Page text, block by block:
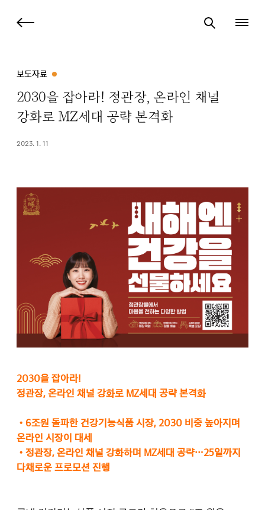
보도자료
2030을 잡아라! 정관장, 온라인 채널
강화로 MZ세대 공략 본격화
2023. 1. 11
2030을 잡아라!
정관장, 온라인 채널 강화로 MZ세대 공략 본격화
• 6조원 돌파한 건강기능식품 시장, 2030 비중 높아지며
온라인 시장이 대세
• 정관장, 온라인 채널 강화하며 MZ세대 공략…25일까지
다채로운 프로모션 진행